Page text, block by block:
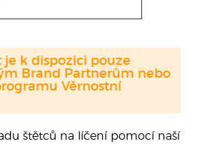
štětců na líčení pomocí naší
je k dispozici pouze
Brand Partnerům nebo
Věrnostní